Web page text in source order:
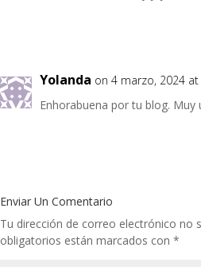
Yolanda on 4 marzo, 2024
Enhorabuena por tu blog. Muy
Enviar Un Comentario
Tu dirección de correo electrónico no
obligatorios están marcados con *